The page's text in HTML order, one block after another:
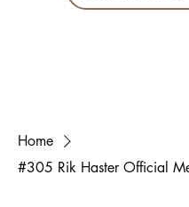
Home
#305 Rik Haster Official